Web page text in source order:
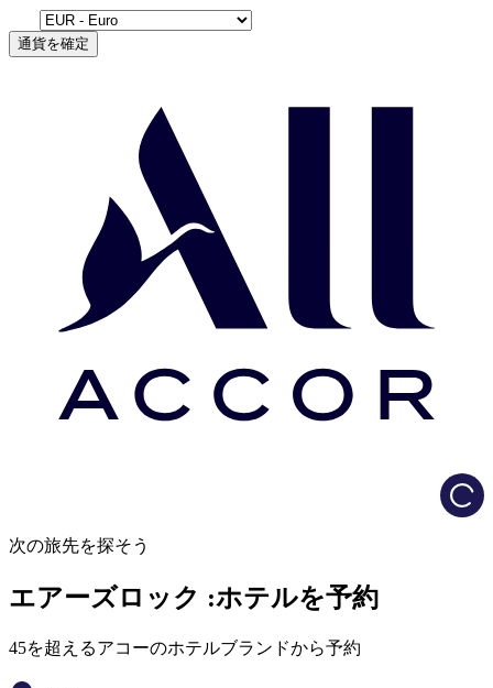
通貨を確定
次の旅先を探そう
エアーズロック :ホテルを予約
45を超えるアコーのホテルブランドから予約